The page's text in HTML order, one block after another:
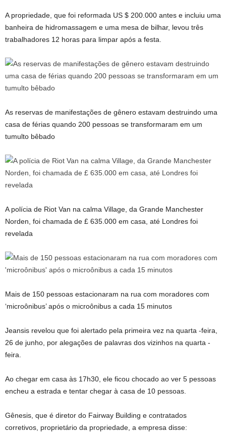
A propriedade, que foi reformada US $ 200.000 antes e incluiu uma
banheira de hidromassagem e uma mesa de bilhar, levou três
trabalhadores 12 horas para limpar após a festa.
As reservas de manifestações de gênero estavam destruindo uma
casa de férias quando 200 pessoas se transformaram em um
tumulto bêbado
A polícia de Riot Van na calma Village, da Grande Manchester
Norden, foi chamada de £ 635.000 em casa, até Londres foi
revelada
Mais de 150 pessoas estacionaram na rua com moradores com
‘microônibus’ após o microônibus a cada 15 minutos
Jeansis revelou que foi alertado pela primeira vez na quarta -feira,
26 de junho, por alegações de palavras dos vizinhos na quarta -
feira.
Ao chegar em casa às 17h30, ele ficou chocado ao ver 5 pessoas
encheu a estrada e tentar chegar à casa de 10 pessoas.
Gênesis, que é diretor do Fairway Building e contratados
corretivos, proprietário da propriedade, a empresa disse: